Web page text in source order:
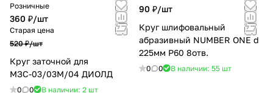
Розничные
360 ₽/шт
Старая цена
520 ₽/шт
Круг заточной для
МЗС-03/03М/04 ДИОЛД
0 0 В наличии: 2 шт
90 ₽/шт
Круг шлифовальный
абразивный NUMBER ONE d
225мм Р60 8отв.
0 0 В наличии: 55 шт